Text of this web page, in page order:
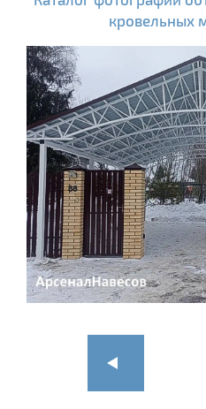
кровельных